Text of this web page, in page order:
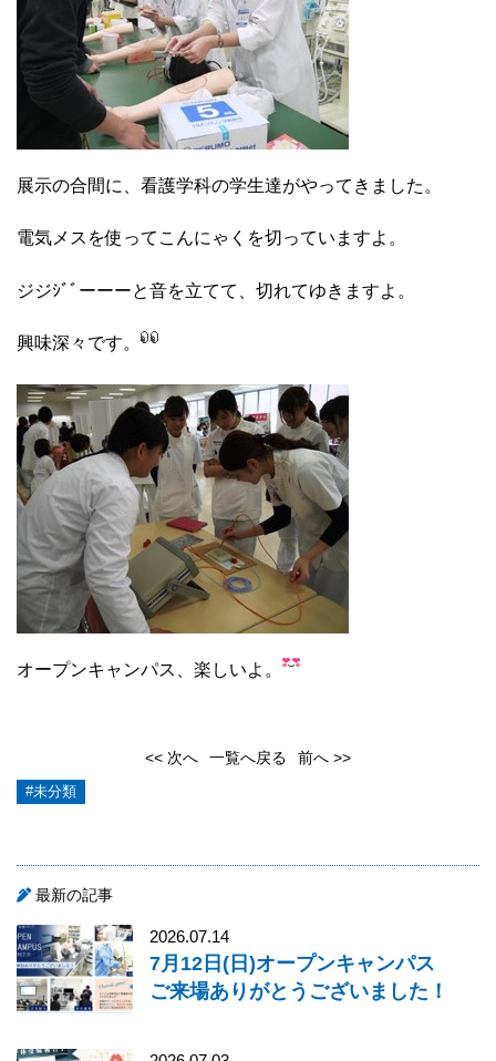
展示の合間に、看護学科の学生達がやってきました。
電気メスを使ってこんにゃくを切っていますよ。
ジジｼﾞﾞーーーと音を立てて、切れてゆきますよ。
興味深々です。
オープンキャンパス、楽しいよ。
<< 次へ 一覧へ戻る 前へ >>
#未分類
最新の記事
2026.07.14
7月12日(日)オープンキャンパス
ご来場ありがとうございました！